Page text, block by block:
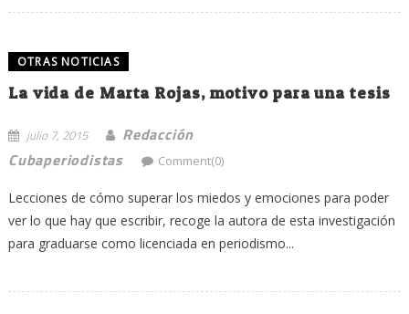
OTRAS NOTICIAS
La vida de Marta Rojas, motivo para una tesis
julio 7, 2015
Redacción
Cubaperiodistas
Comment(0)
Lecciones de cómo superar los miedos y emociones para poder
ver lo que hay que escribir, recoge la autora de esta investigación
para graduarse como licenciada en periodismo...